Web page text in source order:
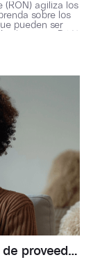
(RON) agiliza los
sobre los
pueden ser
para
Guía paso a paso para la selección de proveedores para las necesidades de verificación virtual de identidad de clientes de LSO 2024